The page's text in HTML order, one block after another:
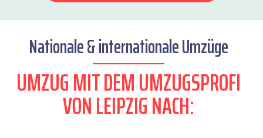
Nationale & internationale Umzüge
UMZUG MIT DEM UMZUGSPROFI
VON LEIPZIG NACH: